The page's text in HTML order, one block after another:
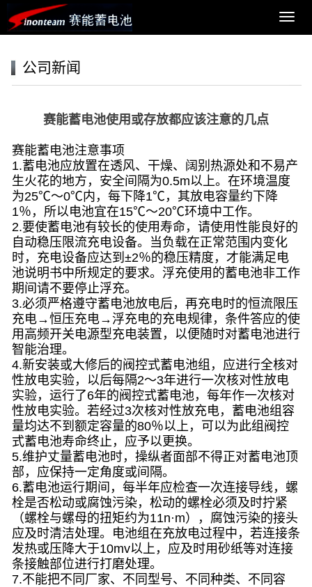
导
公司新闻
赛能蓄电池使用或存放都应该注意的几点
赛能蓄电池注意事项
1.蓄电池应放置在透风、干燥、阔别热源处和不易产
生火花的地方，安全间隔为0.5m以上。在环境温度
为25℃～0℃内，每下降1℃，其放电容量约下降
1％，所以电池宜在15℃～20℃环境中工作。
2.要使蓄电池有较长的使用寿命，请使用性能良好的
自动稳压限流充电设备。当负载在正常范围内变化
时，充电设备应达到±2％的稳压精度，才能满足电
池说明书中所规定的要求。浮充使用的蓄电池非工作
期间请不要停止浮充。
3.必须严格遵守蓄电池放电后，再充电时的恒流限压
充电→恒压充电→浮充电的充电规律，条件答应的使
用高频开关电源型充电装置，以便随时对蓄电池进行
智能治理。
4.新安装或大修后的阀控式蓄电池组，应进行全核对
性放电实验，以后每隔2～3年进行一次核对性放电
实验，运行了6年的阀控式蓄电池，每年作一次核对
性放电实验。若经过3次核对性放充电，蓄电池组容
量均达不到额定容量的80％以上，可以为此组阀控
式蓄电池寿命终止，应予以更换。
5.维护丈量蓄电池时，操纵者面部不得正对蓄电池顶
部，应保持一定角度或间隔。
6.蓄电池运行期间，每半年应检查一次连接导线，螺
栓是否松动或腐蚀污染，松动的螺栓必须及时拧紧
（螺栓与螺母的扭矩约为11n·m），腐蚀污染的接头
应及时清洁处理。电池组在充放电过程中，若连接条
发热或压降大于10mv以上，应及时用砂纸等对连接
条接触部位进行打磨处理。
7.不能把不同厂家、不同型号、不同种类、不同容